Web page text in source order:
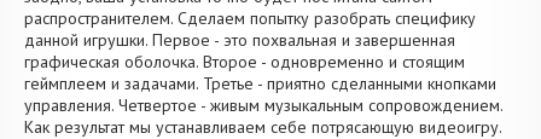
распространителем. Сделаем попытку разобрать специфику
данной игрушки. Первое - это похвальная и завершенная
графическая оболочка. Второе - одновременно и стоящим
геймплеем и задачами. Третье - приятно сделанными кнопками
управления. Четвертое - живым музыкальным сопровождением.
Как результат мы устанавливаем себе потрясающую видеоигру.